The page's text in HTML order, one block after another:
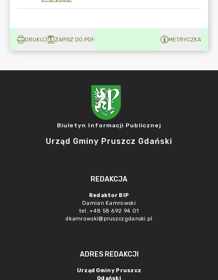
DRUKUJ ZAPISZ DO PDF METRYCZKA
Biuletyn Informacji Publicznej
Urząd Gminy Pruszcz Gdański
REDAKCJA
Redaktor BIP
Damian Kamrowski
tel. +48 58 692 94 01
dkamrowski@pruszczgdanski.pl
ADRES REDAKCJI
Urząd Gminy Pruszcz
Gdański